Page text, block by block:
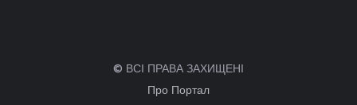
© ВСІ ПРАВА ЗАХИЩЕНІ
Про Портал